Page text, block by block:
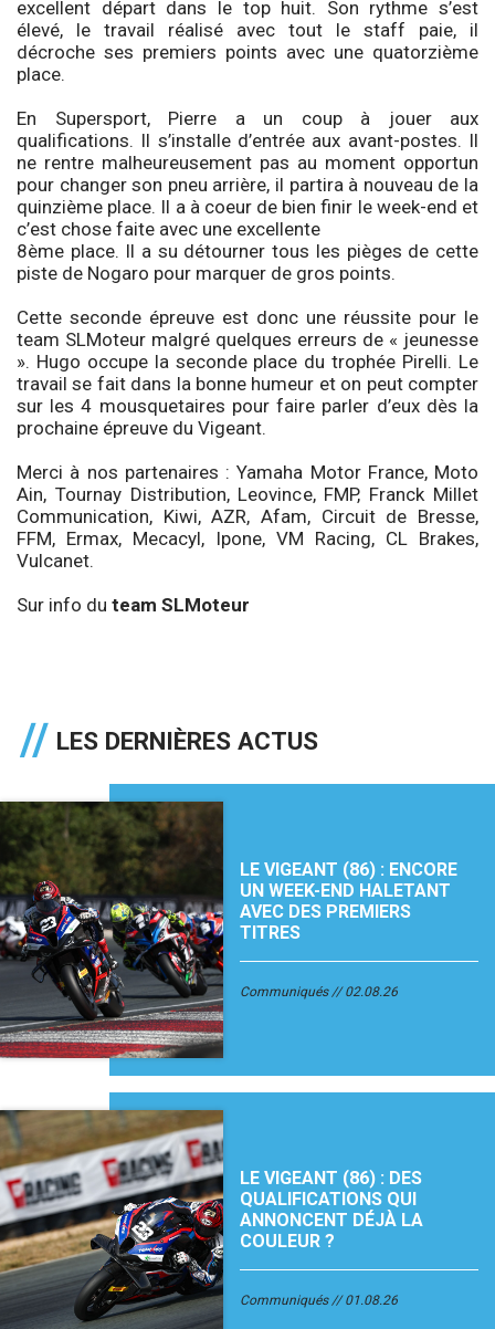
excellent départ dans le top huit. Son rythme s’est
élevé, le travail réalisé avec tout le staff paie, il
décroche ses premiers points avec une quatorzième
place.
En Supersport, Pierre a un coup à jouer aux
qualifications. Il s’installe d’entrée aux avant-postes. Il
ne rentre malheureusement pas au moment opportun
pour changer son pneu arrière, il partira à nouveau de la
quinzième place. Il a à coeur de bien finir le week-end et
c’est chose faite avec une excellente
8ème place. Il a su détourner tous les pièges de cette
piste de Nogaro pour marquer de gros points.
Cette seconde épreuve est donc une réussite pour le
team SLMoteur malgré quelques erreurs de « jeunesse
». Hugo occupe la seconde place du trophée Pirelli. Le
travail se fait dans la bonne humeur et on peut compter
sur les 4 mousquetaires pour faire parler d’eux dès la
prochaine épreuve du Vigeant.
Merci à nos partenaires : Yamaha Motor France, Moto
Ain, Tournay Distribution, Leovince, FMP, Franck Millet
Communication, Kiwi, AZR, Afam, Circuit de Bresse,
FFM, Ermax, Mecacyl, Ipone, VM Racing, CL Brakes,
Vulcanet.
Sur info du team SLMoteur
LES DERNIÈRES ACTUS
LE VIGEANT (86) : ENCORE
UN WEEK-END HALETANT
AVEC DES PREMIERS
TITRES
Communiqués 02.08.26
LE VIGEANT (86) : DES
QUALIFICATIONS QUI
ANNONCENT DÉJÀ LA
COULEUR ?
Communiqués 01.08.26